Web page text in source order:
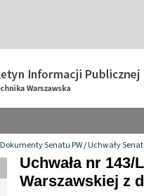
Dokumenty Senatu PW/Uchwały
Uchwała nr
Warszawskiej z